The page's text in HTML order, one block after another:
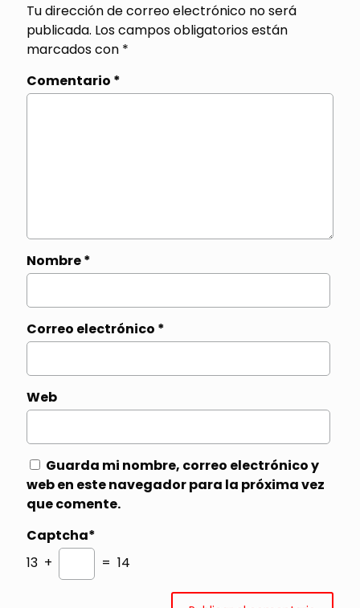
Tu dirección de correo electrónico no será
publicada. Los campos obligatorios están
marcados con *
Comentario *
Nombre*
Correo electrónico *
Web
Guarda mi nombre, correo electrónico y
web en este navegador para la próxima vez
que comente.
Captcha*
13 +
= 14